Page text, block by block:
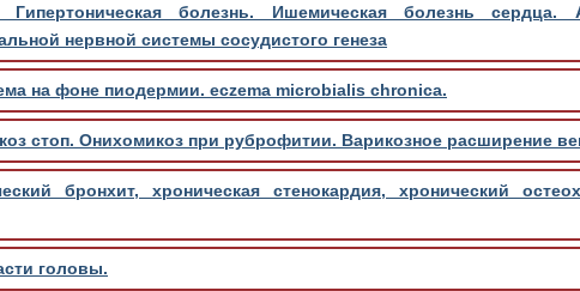
болезнь. Ишемическая болезнь сердца.
нервной системы сосудистого генеза
на фоне пиодермии. eczema microbialis chronica.
стоп. Онихомикоз при руброфитии. Варикозное расширение
бронхит, хроническая стенокардия, хронический
головы.